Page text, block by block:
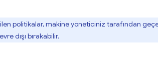
politikalar, makine yöneticiniz tarafından
dışı bırakabilir.